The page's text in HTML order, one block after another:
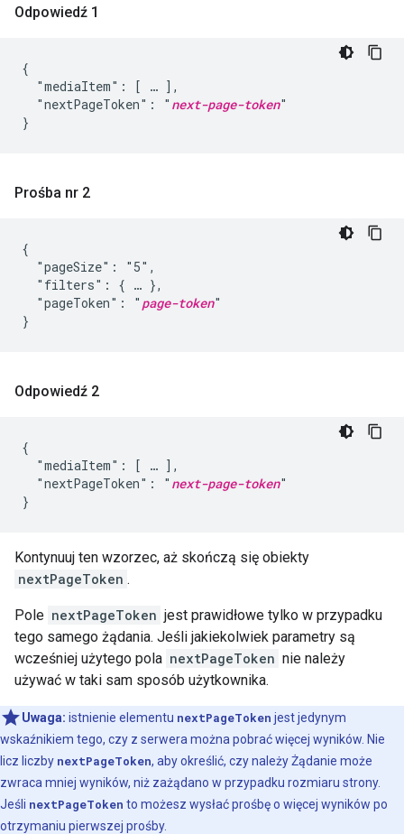
Odpowiedź 1
{
  "mediaItem": [ … ],
  "nextPageToken": "
next-page-token"
}
Prośba nr 2
{
  "pageSize": "5",
  "filters": { … },
  "pageToken": "
page-token"
}
Odpowiedź 2
{
  "mediaItem": [ … ],
  "nextPageToken": "
next-page-token"
}
Kontynuuj ten wzorzec, aż skończą się obiekty
nextPageToken .
Pole nextPageToken jest prawidłowe tylko w przypadku
tego samego żądania. Jeśli jakiekolwiek parametry są
wcześniej użytego pola nextPageToken nie należy
używać w taki sam sposób użytkownika.
Uwaga: istnienie elementu nextPageToken jest jedynym
wskaźnikiem tego, czy z serwera można pobrać więcej wyników. Nie
licz liczby nextPageToken, aby określić, czy należy Żądanie może
zwraca mniej wyników, niż zażądano w przypadku rozmiaru strony.
Jeśli nextPageToken to możesz wysłać prośbę o więcej wyników po
otrzymaniu pierwszej prośby.